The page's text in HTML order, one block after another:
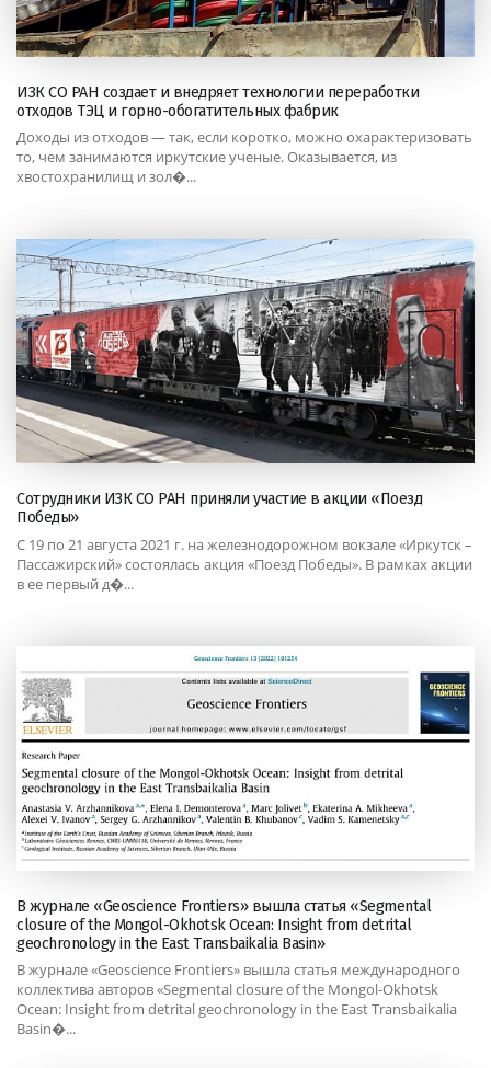
ИЗК СО РАН создает и внедряет технологии переработки
отходов ТЭЦ и горно-обогатительных фабрик
Доходы из отходов — так, если коротко, можно охарактеризовать
то, чем занимаются иркутские ученые. Оказывается, из
хвостохранилищ и зол�...
Сотрудники ИЗК СО РАН приняли участие в акции «Поезд
Победы»
С 19 по 21 августа 2021 г. на железнодорожном вокзале «Иркутск –
Пассажирский» состоялась акция «Поезд Победы». В рамках акции
в ее первый д�...
В журнале «Geoscience Frontiers» вышла статья «Segmental
closure of the Mongol-Okhotsk Ocean: Insight from detrital
geochronology in the East Transbaikalia Basin»
В журнале «Geoscience Frontiers» вышла статья международного
коллектива авторов «Segmental closure of the Mongol-Okhotsk
Ocean: Insight from detrital geochronology in the East Transbaikalia
Basin�...